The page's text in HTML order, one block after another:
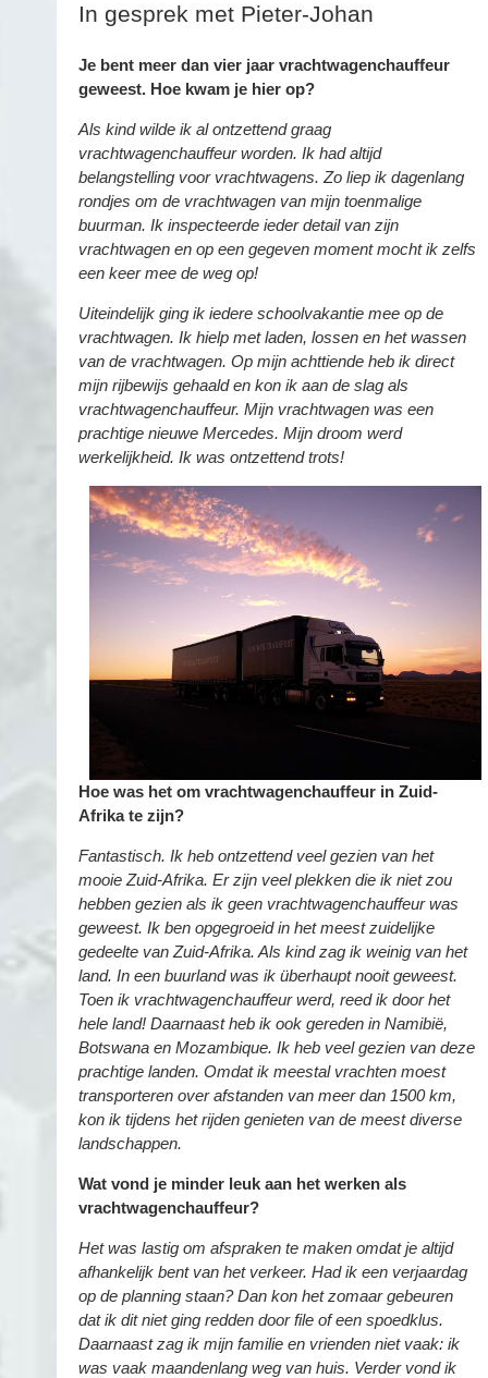
In gesprek met Pieter-Johan
Je bent meer dan vier jaar vrachtwagenchauffeur
geweest. Hoe kwam je hier op?
Als kind wilde ik al ontzettend graag
vrachtwagenchauffeur worden. Ik had altijd
belangstelling voor vrachtwagens. Zo liep ik dagenlang
rondjes om de vrachtwagen van mijn toenmalige
buurman. Ik inspecteerde ieder detail van zijn
vrachtwagen en op een gegeven moment mocht ik zelfs
een keer mee de weg op!
Uiteindelijk ging ik iedere schoolvakantie mee op de
vrachtwagen. Ik hielp met laden, lossen en het wassen
van de vrachtwagen. Op mijn achttiende heb ik direct
mijn rijbewijs gehaald en kon ik aan de slag als
vrachtwagenchauffeur. Mijn vrachtwagen was een
prachtige nieuwe Mercedes. Mijn droom werd
werkelijkheid. Ik was ontzettend trots!
Hoe was het om vrachtwagenchauffeur in Zuid-
Afrika te zijn?
Fantastisch. Ik heb ontzettend veel gezien van het
mooie Zuid-Afrika. Er zijn veel plekken die ik niet zou
hebben gezien als ik geen vrachtwagenchauffeur was
geweest. Ik ben opgegroeid in het meest zuidelijke
gedeelte van Zuid-Afrika. Als kind zag ik weinig van het
land. In een buurland was ik überhaupt nooit geweest.
Toen ik vrachtwagenchauffeur werd, reed ik door het
hele land! Daarnaast heb ik ook gereden in Namibië,
Botswana en Mozambique. Ik heb veel gezien van deze
prachtige landen. Omdat ik meestal vrachten moest
transporteren over afstanden van meer dan 1500 km,
kon ik tijdens het rijden genieten van de meest diverse
landschappen.
Wat vond je minder leuk aan het werken als
vrachtwagenchauffeur?
Het was lastig om afspraken te maken omdat je altijd
afhankelijk bent van het verkeer. Had ik een verjaardag
op de planning staan? Dan kon het zomaar gebeuren
dat ik dit niet ging redden door file of een spoedklus.
Daarnaast zag ik mijn familie en vrienden niet vaak: ik
was vaak maandenlang weg van huis. Verder vond ik